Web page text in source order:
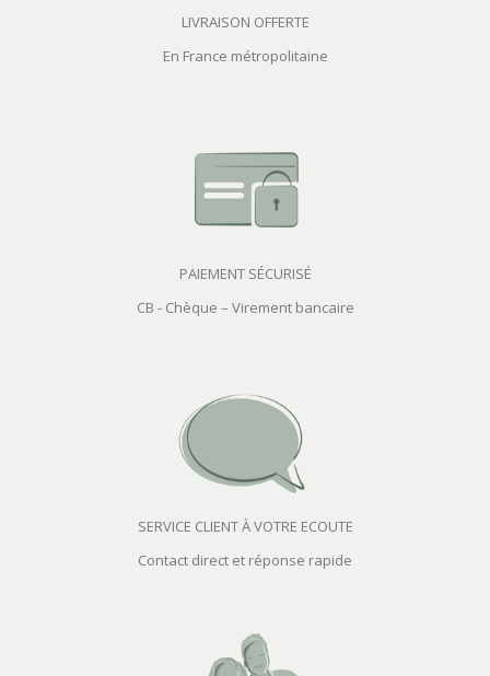
LIVRAISON OFFERTE
En France métropolitaine
PAIEMENT SÉCURISÉ
CB - Chèque – Virement bancaire
SERVICE CLIENT À VOTRE ECOUTE
Contact direct et réponse rapide